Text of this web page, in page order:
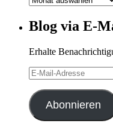
Blog via E-
Erhalte
E-
Mail-
Adresse
Abonnieren